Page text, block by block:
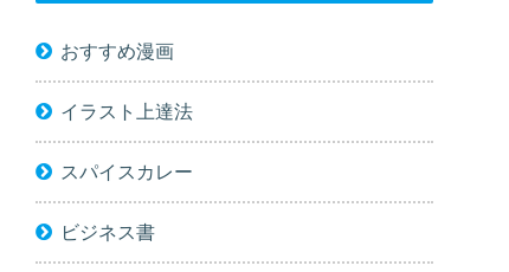
おすすめ漫画
イラスト上達法
スパイスカレー
ビジネス書